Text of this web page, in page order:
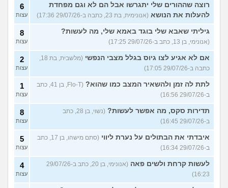
רוצה שההורים שלי יתגרשו אבל הם לא וגם מפחדת
להעלות את הנושא (אנונימית, בת 23, כתבה ב-29/07/26 17:36)
6
עצות
גיליתי שאבא שלי בוגד באמא שלי, מה לעשות?
(אנונימי, בן 13, כתב ב-29/07/26 17:25)
8
עצות
אם לא אגיע לצו גיוס בגלל מצבי הנפשי
(מלשבית, בת 18,
כתבה ב-29/07/26 17:05)
2
עצות
לתת לה זמן ולהשאיר המצב כמו שהוא?
(Flo-T, בן 41, כתב
ב-29/07/26 16:56)
1
עצות
תדירות סקס, מה אפשר לעשות?
(נשוי, בן 28, כתב
ב-29/07/26 16:45)
8
עצות
איבדתי את הבתולים על נערת ליווי
(סתם מישהו, בן 17, כתב
ב-29/07/26 16:34)
5
עצות
לעשות קרחת ולשים פאה
(אנונימי, בן 20, כתב ב-29/07/26
16:23)
4
עצות